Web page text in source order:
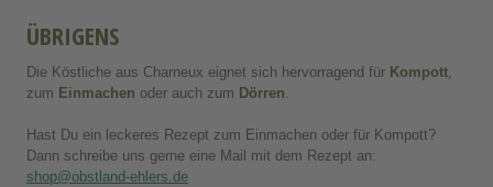
ÜBRIGENS
Die Köstliche aus Charneux eignet sich hervorragend für Kompott,
zum Einmachen oder auch zum Dörren.
Hast Du ein leckeres Rezept zum Einmachen oder für Kompott?
Dann schreibe uns gerne eine Mail mit dem Rezept an:
shop@obstland-ehlers.de